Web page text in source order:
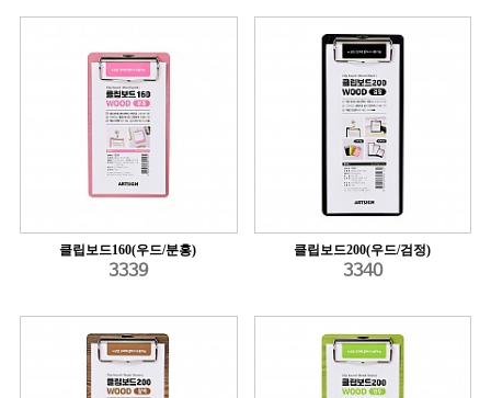
클립보드160(우드/분홍)
3339
클립보드200(우드/검정)
3340